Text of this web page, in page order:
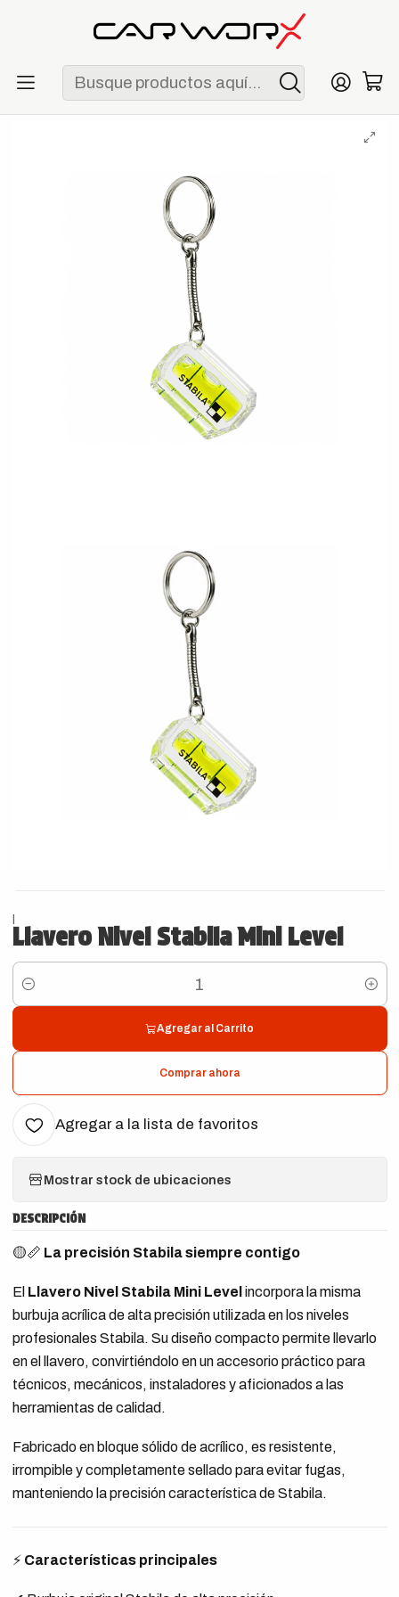
ENVÍO GRATIS POR COMPRAS MAYORES A S/ 250
Complementos
Llavero Nivel Stabila Mini Level
|
Llavero Nivel Stabila Mini Level
Cantidad
Agregar al Carrito
Comprar ahora
Agregar a la lista de favoritos
Mostrar stock de ubicaciones
DESCRIPCIÓN
🟡📏 La precisión Stabila siempre contigo
El Llavero Nivel Stabila Mini Level incorpora la misma
burbuja acrílica de alta precisión utilizada en los niveles
profesionales Stabila. Su diseño compacto permite llevarlo
en el llavero, convirtiéndolo en un accesorio práctico para
técnicos, mecánicos, instaladores y aficionados a las
herramientas de calidad.
Fabricado en bloque sólido de acrílico, es resistente,
irrompible y completamente sellado para evitar fugas,
manteniendo la precisión característica de Stabila.
⚡ Características principales